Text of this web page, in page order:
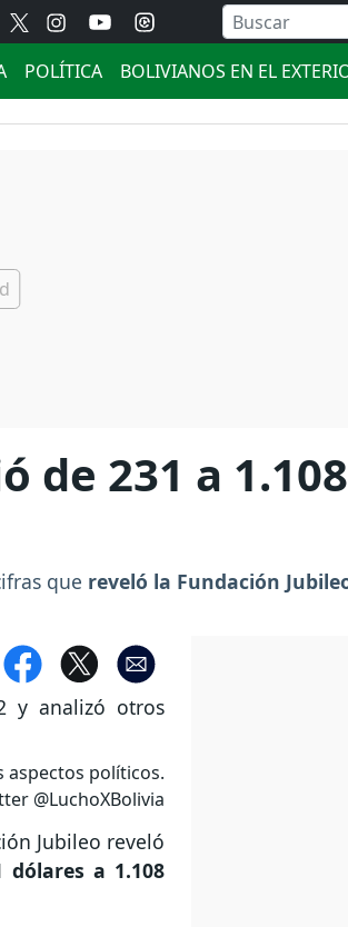
POLÍTICA BOLIVIANOS EN EL
de 231 a
que reveló la Fundación
aspectos políticos.
@LuchoXBolivia
Jubileo reveló
dólares a 1.108